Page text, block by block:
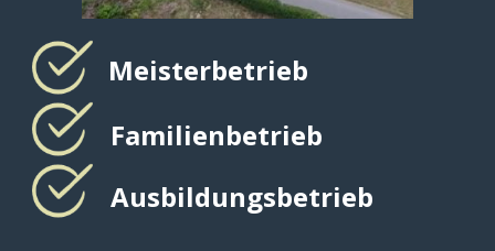
Meisterbetrieb
Familienbetrieb
Ausbildungsbetrieb